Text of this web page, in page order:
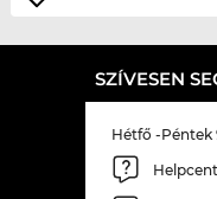
SZÍVESEN
Hétfő -Péntek